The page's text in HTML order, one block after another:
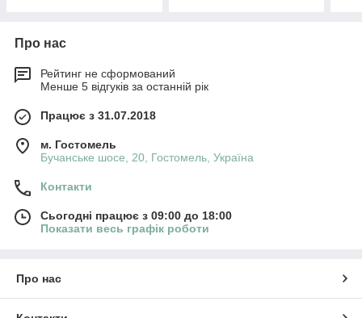
Про нас
Рейтинг не сформований
Менше 5 відгуків за останній рік
Працює з 31.07.2018
м. Гостомель
Бучанське шосе, 20, Гостомель, Україна
Контакти
Сьогодні працює з 09:00 до 18:00
Показати весь графік роботи
Про нас